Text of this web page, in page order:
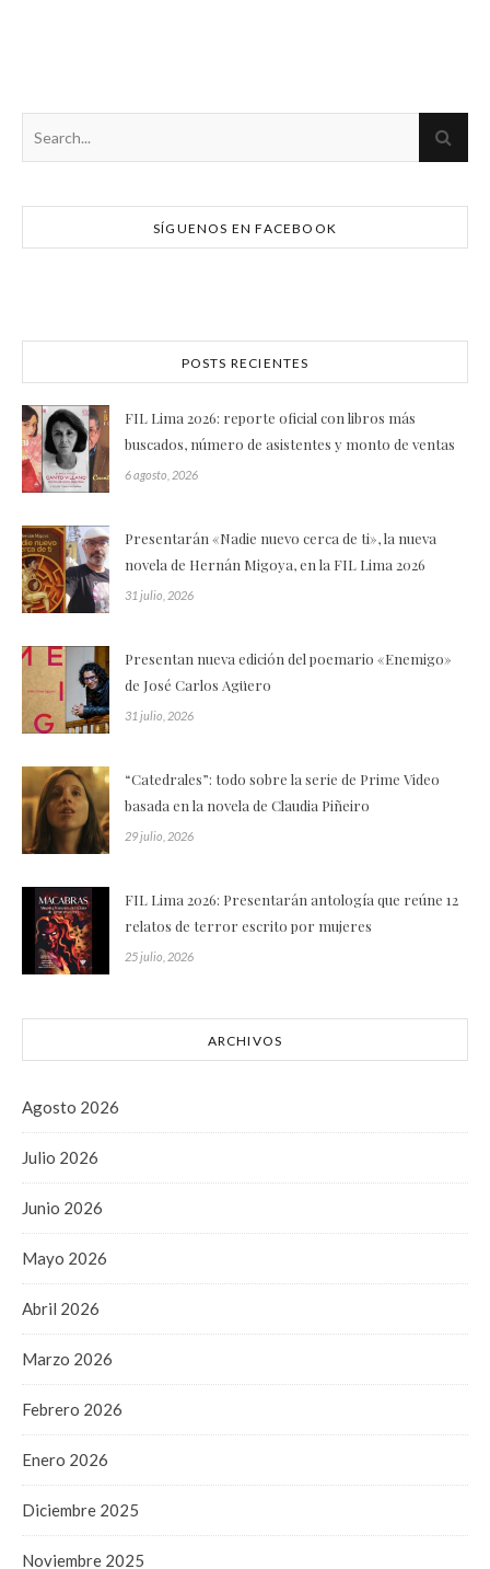
SÍGUENOS EN FACEBOOK
POSTS RECIENTES
FIL Lima 2026: reporte oficial con libros más
buscados, número de asistentes y monto de ventas
6 agosto, 2026
Presentarán «Nadie nuevo cerca de ti», la nueva
novela de Hernán Migoya, en la FIL Lima 2026
31 julio, 2026
Presentan nueva edición del poemario «Enemigo»
de José Carlos Agüero
31 julio, 2026
“Catedrales”: todo sobre la serie de Prime Video
basada en la novela de Claudia Piñeiro
29 julio, 2026
FIL Lima 2026: Presentarán antología que reúne 12
relatos de terror escrito por mujeres
25 julio, 2026
ARCHIVOS
Agosto 2026
Julio 2026
Junio 2026
Mayo 2026
Abril 2026
Marzo 2026
Febrero 2026
Enero 2026
Diciembre 2025
Noviembre 2025